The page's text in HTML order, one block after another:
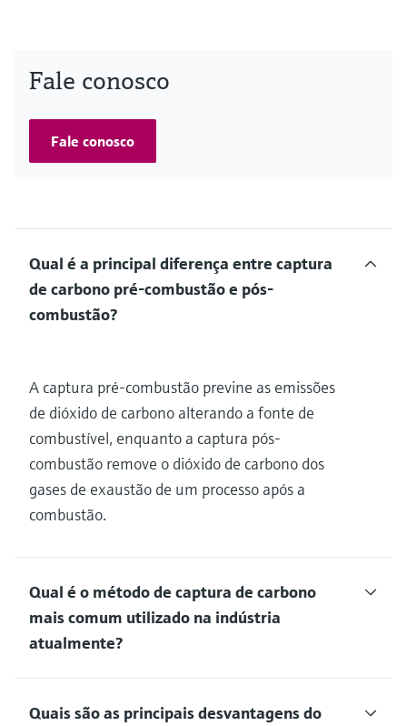
Fale conosco
Fale conosco
Qual é a principal diferença entre captura
de carbono pré-combustão e pós-
combustão?
A captura pré-combustão previne as emissões
de dióxido de carbono alterando a fonte de
combustível, enquanto a captura pós-
combustão remove o dióxido de carbono dos
gases de exaustão de um processo após a
combustão.
Qual é o método de captura de carbono
mais comum utilizado na indústria
atualmente?
Quais são as principais desvantagens do